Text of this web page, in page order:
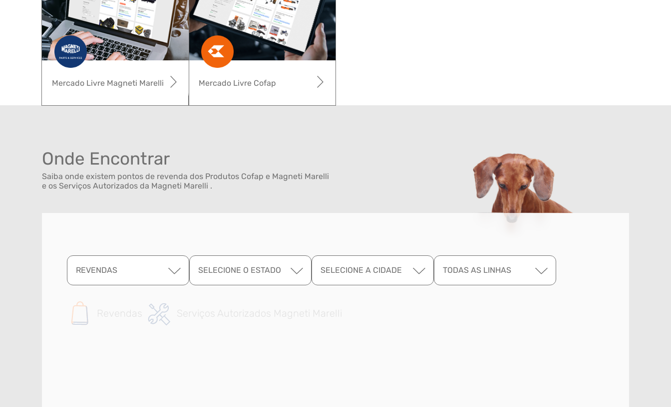
Mercado Livre Cofap
Mercado Livre Magneti Marelli
Onde Encontrar
Saiba onde existem pontos de revenda dos Produtos Cofap e Magneti Marelli
e os Serviços Autorizados da Magneti Marelli .
REVENDAS SELECIONE O ESTADO SELECIONE A CIDADE TODAS AS LINHAS
Revendas Serviços Autorizados Magneti Marelli